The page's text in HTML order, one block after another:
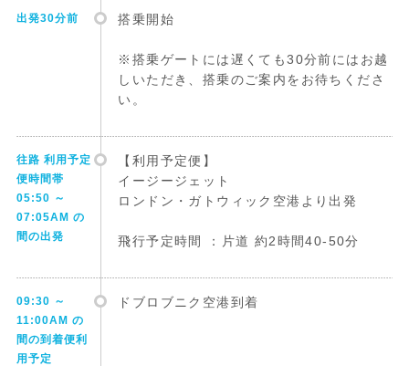
出発30分前 搭乗開始
※搭乗ゲートには遅くても30分前にはお越
しいただき、搭乗のご案内をお待ちくださ
い。
往路 利用予定
便時間帯
05:50 ～
07:05AM の
間の出発
【利用予定便】
イージージェット
ロンドン・ガトウィック空港より出発
飛行予定時間 ：片道 約2時間40-50分
09:30 ～
11:00AM の
間の到着便利
用予定
ドブロブニク空港到着